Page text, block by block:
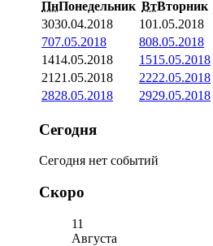
ПнПонедельник ВтВторник
3030.04.2018 101.05.2018
707.05.2018 808.05.2018
1414.05.2018 1515.05.2018
21 21.05.2018 2222.05.2018
2828.05.2018 2929.05.2018
Сегодня
Сегодня нет событий
Скоро
11
Августа